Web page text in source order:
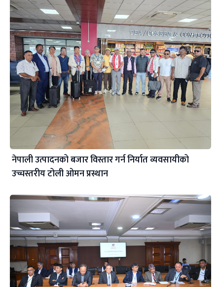
नेपाली उत्पादनको बजार विस्तार गर्न निर्यात व्यवसायीको
उच्चस्तरीय टोली ओमन प्रस्थान